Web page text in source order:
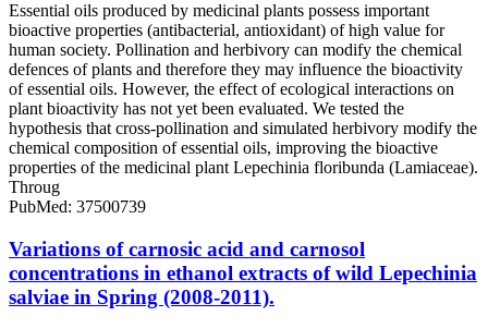
Essential oils produced by medicinal plants possess important
bioactive properties (antibacterial, antioxidant) of high value for
human society. Pollination and herbivory can modify the chemical
defences of plants and therefore they may influence the bioactivity
of essential oils. However, the effect of ecological interactions on
plant bioactivity has not yet been evaluated. We tested the
hypothesis that cross-pollination and simulated herbivory modify the
chemical composition of essential oils, improving the bioactive
properties of the medicinal plant Lepechinia floribunda (Lamiaceae).
Throug
PubMed: 37500739
Variations of carnosic acid and carnosol
concentrations in ethanol extracts of wild Lepechinia
salviae in Spring (2008-2011).